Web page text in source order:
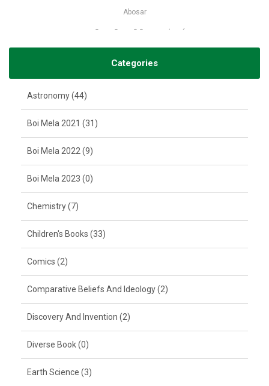
Categories
Astronomy (44)
Boi Mela 2021 (31)
Boi Mela 2022 (9)
Boi Mela 2023 (0)
Chemistry (7)
Children's Books (33)
Comics (2)
Comparative Beliefs And Ideology (2)
Discovery And Invention (2)
Diverse Book (0)
Earth Science (3)
Abosar
মহাবিশ্ব পরিচয় - শিশিরকুমার ভট্টাচার্য